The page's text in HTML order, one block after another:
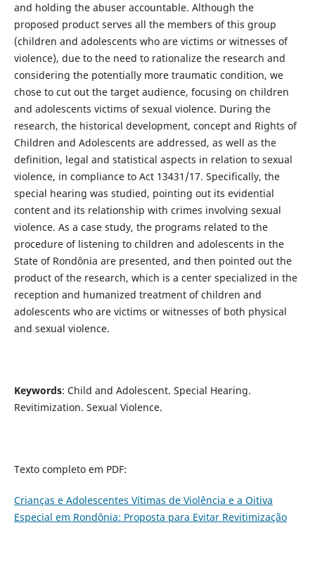
and holding the abuser accountable. Although the
proposed product serves all the members of this group
(children and adolescents who are victims or witnesses of
violence), due to the need to rationalize the research and
considering the potentially more traumatic condition, we
chose to cut out the target audience, focusing on children
and adolescents victims of sexual violence. During the
research, the historical development, concept and Rights of
Children and Adolescents are addressed, as well as the
definition, legal and statistical aspects in relation to sexual
violence, in compliance to Act 13431/17. Specifically, the
special hearing was studied, pointing out its evidential
content and its relationship with crimes involving sexual
violence. As a case study, the programs related to the
procedure of listening to children and adolescents in the
State of Rondônia are presented, and then pointed out the
product of the research, which is a center specialized in the
reception and humanized treatment of children and
adolescents who are victims or witnesses of both physical
and sexual violence.
Keywords: Child and Adolescent. Special Hearing.
Revitimization. Sexual Violence.
Texto completo em PDF:
Crianças e Adolescentes Vítimas de Violência e a Oitiva
Especial em Rondônia: Proposta para Evitar Revitimização